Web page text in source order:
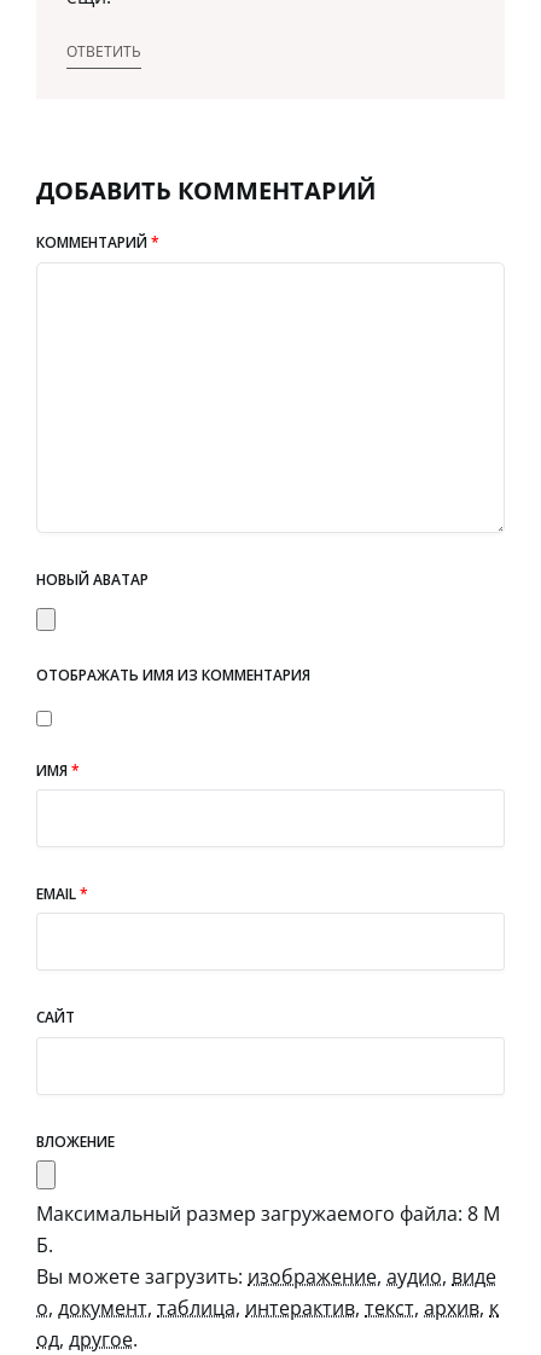
ОТВЕТИТЬ
ДОБАВИТЬ КОММЕНТАРИЙ
КОММЕНТАРИЙ*
НОВЫЙ АВАТАР
ОТОБРАЖАТЬ ИМЯ ИЗ КОММЕНТАРИЯ
ИМЯ*
EMAIL*
САЙТ
ВЛОЖЕНИЕ
Максимальный размер загружаемого файла: 8 М
Б.
Вы можете загрузить: изображение, аудио, виде
о, документ, таблица, интерактив, текст, архив, к
од, другое.